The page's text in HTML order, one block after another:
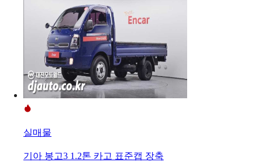
실매물
기아 봉고3 1.2톤 카고 표준캡 장축